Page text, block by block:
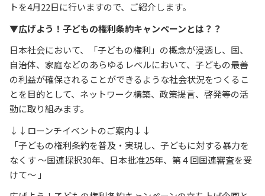
トを4月22日に行いますので、ご紹介します。
▼広げよう！子どもの権利条約キャンペーンとは？？
日本社会において、「子どもの権利」の概念が浸透し、国、
自治体、家庭などのあらゆるレベルにおいて、子どもの最善
の利益が確保されることができるような社会状況をつくるこ
とを目的として、ネットワーク構築、政策提言、啓発等の活
動に取り組みます。
↓↓ローンチイベントのご案内↓↓
「子どもの権利条約を普及・実現し、子どもに対する暴力を
なくす ～国連採択30年、日本批准25年、第４回国連審査を受
けて～ 」